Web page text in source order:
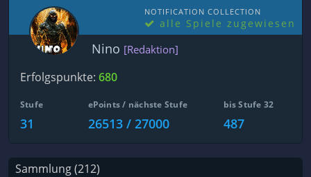
NOTIFICATION COLLECTION
alle Spiele zugewiesen
Nino [Redaktion]
Erfolgspunkte: 680
Stufe
31
ePoints / nächste Stufe
26513 / 27000
bis Stufe 32
487
Sammlung (212)